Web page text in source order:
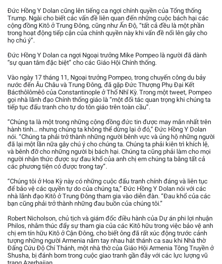
Đức Hồng Y Dolan cũng lên tiếng ca ngợi chính quyền của Tổng thống
Trump. Ngài cho biết các vấn đề liên quan đến những cuộc bách hại các
cộng đồng Kitô ở Trung Đông, cũng như Ấn Độ, “tất cả đều là một phần
trong hoạt động tiếp cận của chính quyền này khi vấn đề nổi lên gây cho
họ chú ý”.
Đức Hồng Y Dolan ca ngợi Ngoại trưởng Mike Pompeo là người đã dành
“sự quan tâm đặc biệt” cho các Giáo Hội Chính thống.
Vào ngày 17 tháng 11, Ngoại trưởng Pompeo, trong chuyến công du bảy
nước đến Âu Châu và Trung Đông, đã gặp Đức Thượng Phụ Đại Kết
Bácthôlômêô của Constantinople ở Thổ Nhĩ Kỳ. Trong một tweet, Pompeo
gọi nhà lãnh đạo Chính thống giáo là “một đối tác quan trọng khi chúng ta
tiếp tục đấu tranh cho tự do tôn giáo trên toàn cầu”.
“Chúng ta là một trong những cộng đồng đức tin được may mắn nhất trên
hành tinh… nhưng chúng ta không thể dừng lại ở đó,” Đức Hồng Y Dolan
nói. “Chúng ta phải trở thành những người bênh vực và ủng hộ những người
đã lại một lần nữa gây chú ý cho chúng ta. Chúng ta phải kiên trì khích lệ,
và bênh đỡ cho những người bị bách hại. Chúng ta cũng phải làm cho mọi
người nhận thức được sự đau khổ của anh chị em chúng ta bằng tất cả
các phương tiện có được trong tay”.
“Chúng tôi ở Hoa Kỳ này có những cuộc đấu tranh chính đáng và liên tục
để bảo vệ các quyền tự do của chúng ta,” Đức Hồng Y Dolan nói với các
nhà lãnh đạo Kitô ở Trung Đông tham gia vào diễn đàn. “Đau khổ của các
bạn cũng phải trở thành những đau buồn của chúng tôi.”
Robert Nicholson, chủ tịch và giám đốc điều hành của Dự án phi lợi nhuận
Philos, nhằm thúc đẩy sự tham gia của các Kitô hữu trong việc bảo vệ anh
chị em tín hữu Kitô ở Cận Đông, cho biết ông đã rất xúc động trước cảnh
tượng những người Armenia nắm tay nhau hát thánh ca sau khi Nhà thờ
Đấng Cứu Độ Chí Thánh, một nhà thờ của Giáo Hội Armenia Tông Truyền ở
Shusha, bị đánh bom trong cuộc giao tranh gần đây với các lực lượng vũ